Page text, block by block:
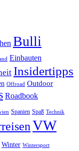
Bulli
Einbauten
Insidertipps
Offroad Outdoor
Roadbook
Spanien Spaß Technik
VW
Winter Wintersport